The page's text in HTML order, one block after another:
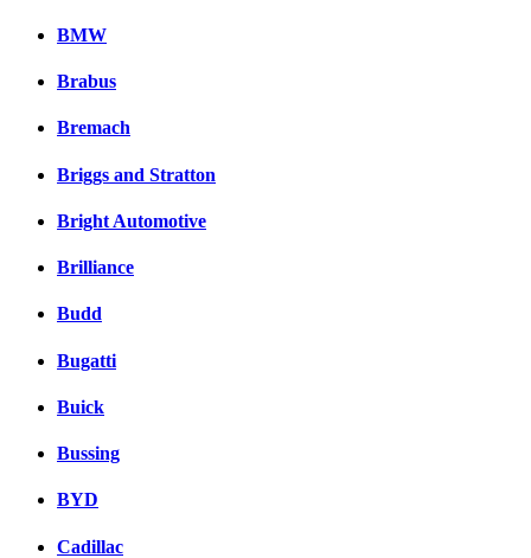
BMW
Brabus
Bremach
Briggs and Stratton
Bright Automotive
Brilliance
Budd
Bugatti
Buick
Bussing
BYD
Cadillac